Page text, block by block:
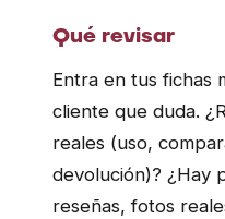
Qué revisar
Entra en tus fichas
cliente que duda.
reales (uso,
devolución)? ¿Hay
reseñas, fotos